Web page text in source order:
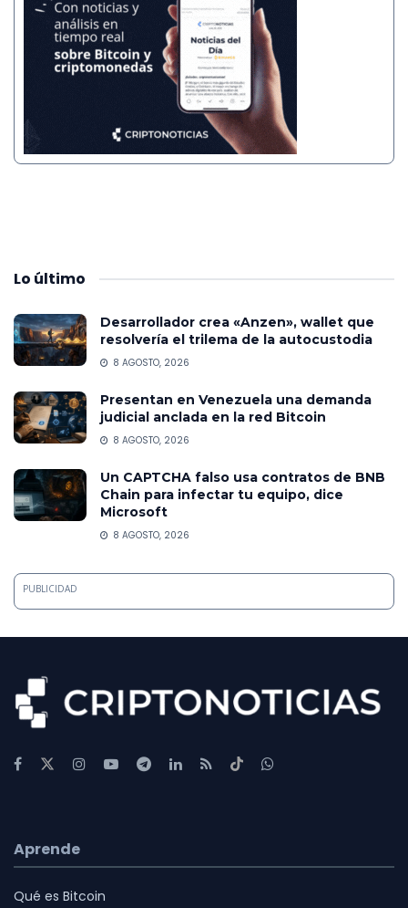
Lo último
Desarrollador crea «Anzen», wallet que
resolvería el trilema de la autocustodia
8 AGOSTO, 2026
Presentan en Venezuela una demanda
judicial anclada en la red Bitcoin
8 AGOSTO, 2026
Un CAPTCHA falso usa contratos de BNB
Chain para infectar tu equipo, dice
Microsoft
8 AGOSTO, 2026
PUBLICIDAD
Aprende
Qué es Bitcoin